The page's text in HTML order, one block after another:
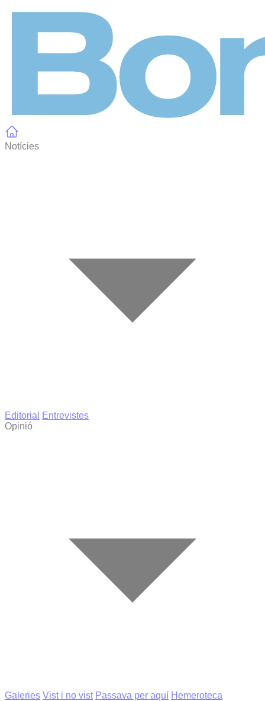
Notícies
Editorial
Entrevistes
Opinió
Galeries Vist i no vist Passava per aquí Hemeroteca